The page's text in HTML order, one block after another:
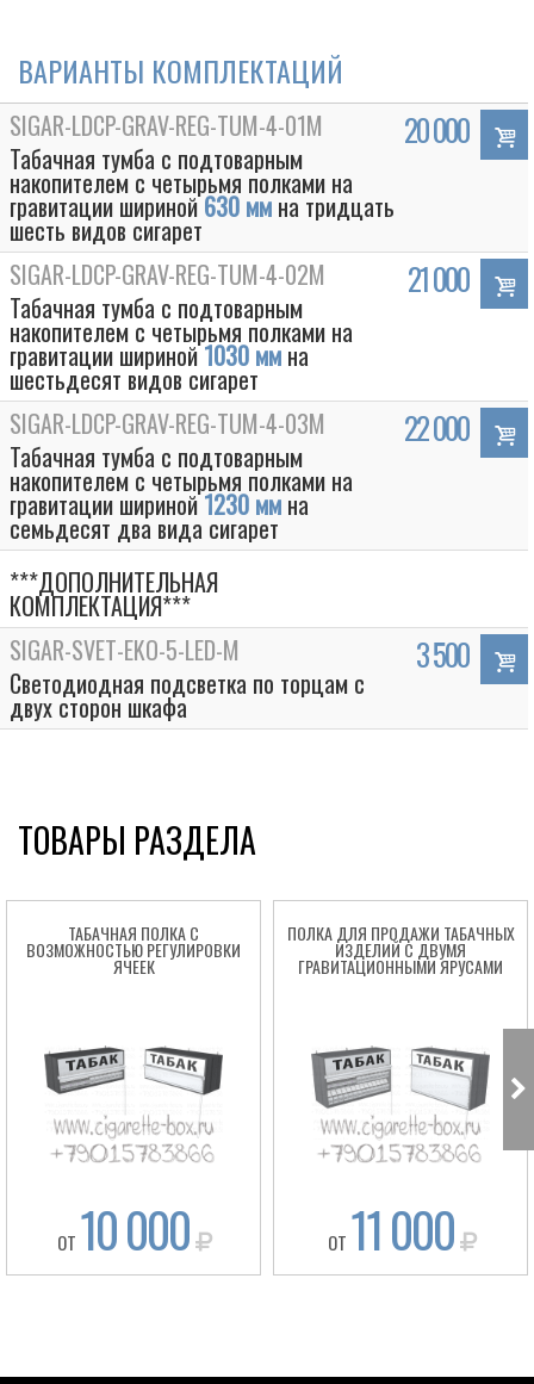
Box
ВАРИАНТЫ КОМПЛЕКТАЦИЙ
SIGAR-LDCP-GRAV-REG-TUM-4-01M
Табачная тумба с подтоварным
накопителем с четырьмя полками на
гравитации шириной630 мм на тридцать
шесть видов сигарет
20 000
SIGAR-LDCP-GRAV-REG-TUM-4-02M
Табачная тумба с подтоварным
накопителем с четырьмя полками на
гравитации шириной1030 мм на
шестьдесят видов сигарет
21 000
SIGAR-LDCP-GRAV-REG-TUM-4-03M
Табачная тумба с подтоварным
накопителем с четырьмя полками на
гравитации шириной1230 мм на
семьдесят два вида сигарет
22 000
***ДОПОЛНИТЕЛЬНАЯ
КОМПЛЕКТАЦИЯ***
SIGAR-SVET-EKO-5-LED-M
Светодиодная подсветка по торцам с
двух сторон шкафа
3 500
ТОВАРЫ РАЗДЕЛА
ТАБАЧНАЯ ПОЛКА С
ВОЗМОЖНОСТЬЮ РЕГУЛИРОВКИ
ЯЧЕЕК
ОТ 10 000
ПОЛКА ДЛЯ ПРОДАЖИ ТАБАЧНЫХ
ИЗДЕЛИЙ С ДВУМЯ
ГРАВИТАЦИОННЫМИ ЯРУСАМИ
ОТ 11 000